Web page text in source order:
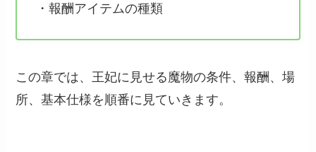
・報酬アイテムの種類
この章では、王妃に見せる魔物の条件、報酬、場
所、基本仕様を順番に見ていきます。